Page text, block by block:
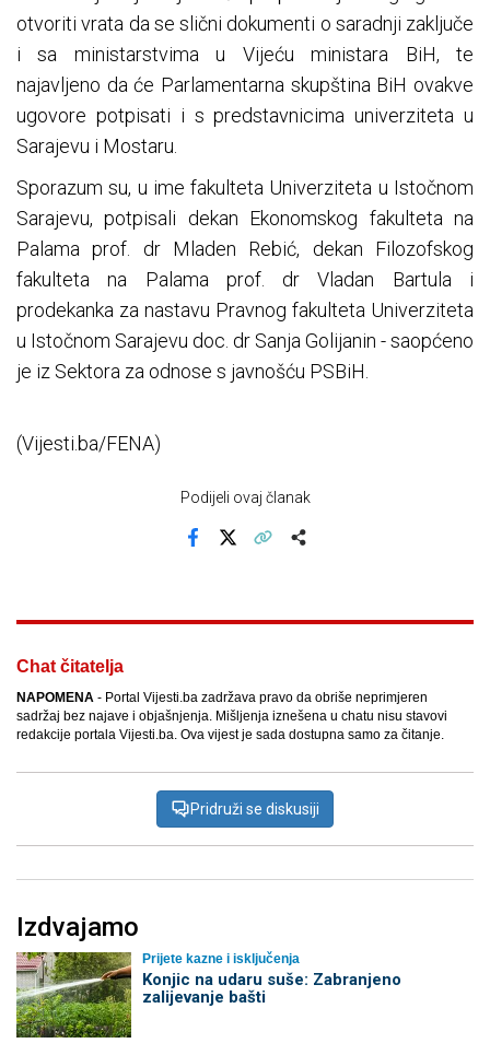
otvoriti vrata da se slični dokumenti o saradnji zaključe
i sa ministarstvima u Vijeću ministara BiH, te
najavljeno da će Parlamentarna skupština BiH ovakve
ugovore potpisati i s predstavnicima univerziteta u
Sarajevu i Mostaru.
Sporazum su, u ime fakulteta Univerziteta u Istočnom
Sarajevu, potpisali dekan Ekonomskog fakulteta na
Palama prof. dr Mladen Rebić, dekan Filozofskog
fakulteta na Palama prof. dr Vladan Bartula i
prodekanka za nastavu Pravnog fakulteta Univerziteta
u Istočnom Sarajevu doc. dr Sanja Golijanin - saopćeno
je iz Sektora za odnose s javnošću PSBiH.
(Vijesti.ba/FENA)
Podijeli ovaj članak
Chat čitatelja
NAPOMENA - Portal Vijesti.ba zadržava pravo da obriše neprimjeren
sadržaj bez najave i objašnjenja. Mišljenja iznešena u chatu nisu stavovi
redakcije portala Vijesti.ba. Ova vijest je sada dostupna samo za čitanje.
Pridruži se diskusiji
Izdvajamo
Prijete kazne i isključenja
Konjic na udaru suše: Zabranjeno
zalijevanje bašti